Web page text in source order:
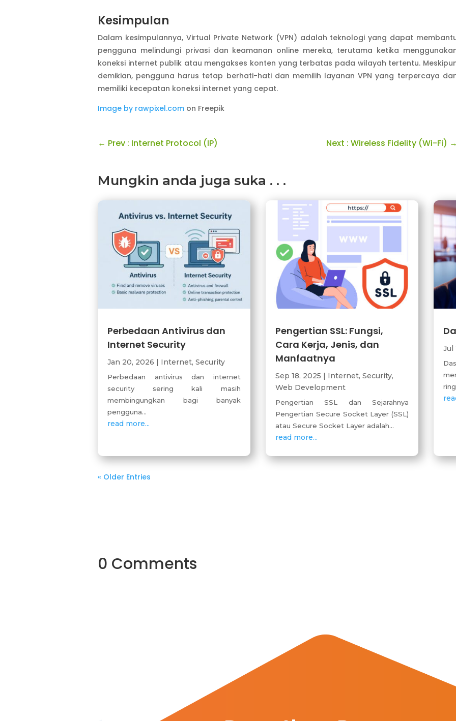
Kesimpulan
Dalam kesimpulannya, Virtual Private Network (VPN) adalah teknologi yang dapat
pengguna melindungi privasi dan keamanan online mereka, terutama ketika
koneksi internet publik atau mengakses konten yang terbatas pada wilayah tertentu.
demikian, pengguna harus tetap berhati-hati dan memilih layanan VPN yang terpercaya
memiliki kecepatan koneksi internet yang cepat.
Image by rawpixel.com on Freepik
← Prev : Internet Protocol (IP) Next : Wireless Fidelity (Wi-Fi) →
Mungkin anda juga suka . . .
Perbedaan Antivirus dan
Internet Security
Jan 20, 2026 | Internet, Security
Perbedaan antivirus dan internet
security sering kali masih
membingungkan bagi banyak
pengguna...
read more...
Pengertian SSL: Fungsi,
Cara Kerja, Jenis, dan
Manfaatnya
Sep 18, 2025 | Internet, Security,
Web Development
Pengertian SSL dan Sejarahnya
Pengertian Secure Socket Layer (SSL)
atau Secure Socket Layer adalah...
read more...
Jul
« Older Entries
0 Comments